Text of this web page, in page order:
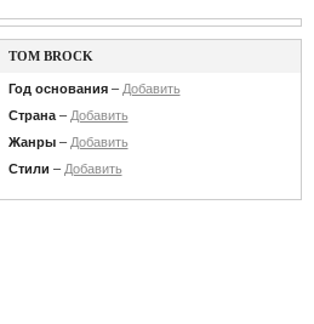
TOM BROCK
Год основания– Добавить
Страна– Добавить
Жанры– Добавить
Стили – Добавить